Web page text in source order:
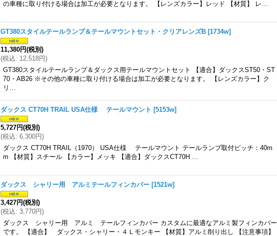
の車種に取り付ける場合は加工が必要となります。 【レンズカラー】レッド 【材質】 レ…
GT380スタイルテールランプ＆テールマウントセット・クリアレンズB [1734w]
11,380円(税別)
(税込: 12,518円)
GT380スタイルテールランプ＆ダックス用テールマウントセット 【適合】ダックスST50・ST
70・AB26 ※その他の車種に取り付ける場合は加工が必要となります。 【レンズカラー】ク
リ…
ダックス CT70H TRAIL USA仕様 テールマウント [5153w]
5,727円(税別)
(税込: 6,300円)
ダックス CT70H TRAIL（1970） USA仕様 テールマウント テールランプ取付ピッチ：40m
m 【材質】スチール 【カラー】メッキ 【適合】ダックスCT70H …
ダックス シャリー用 アルミテールフィンカバー [1521w]
3,427円(税別)
(税込: 3,770円)
ダックス シャリー用 アルミ テールフィンカバー カスタムに最適なアルミ製フィンカバー
です。 【適合】 ダックス・シャリー・４Ｌモンキー 【材質】アルミ削り出し 【注意事項】